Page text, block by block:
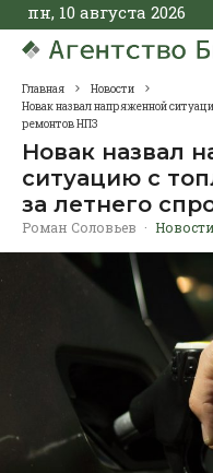
пн, 10 августа 2026
Главная
Новости
Новак назвал напряженной
ремонтов НПЗ
Новак назвал
ситуацию с
за летнего
Роман Соловьев · Новости